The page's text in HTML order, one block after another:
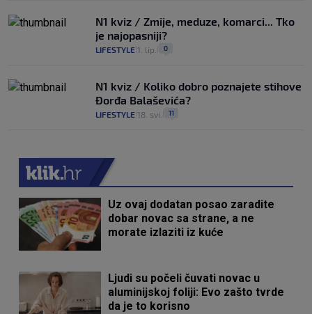
N1 kviz / Zmije, meduze, komarci... Tko
je najopasniji?
LIFESTYLE 1. lip. 0
N1 kviz / Koliko dobro poznajete stihove
Đorđa Balaševića?
LIFESTYLE 18. svi. 11
Uz ovaj dodatan posao zaradite
dobar novac sa strane, a ne
morate izlaziti iz kuće
Ljudi su počeli čuvati novac u
aluminijskoj foliji: Evo zašto tvrde
da je to korisno